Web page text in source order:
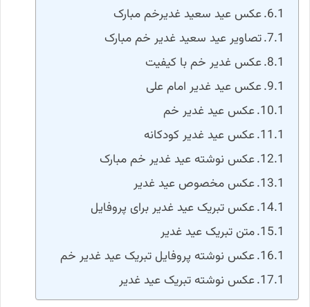
عکس عید سعید غدیرخم مبارک
تصاویر عید سعید غدیر خم مبارک
عکس غدیر خم با کیفیت
عکس عید غدیر امام علی
عکس عید غدیر خم
عکس عید غدیر کودکانه
عکس نوشته عید غدیر خم مبارک
عکس مخصوص عید غدیر
عکس تبریک عید غدیر برای پروفایل
متن تبریک عید غدیر
عکس نوشته پروفایل تبریک عید غدیر خم
عکس نوشته تبریک عید غدیر